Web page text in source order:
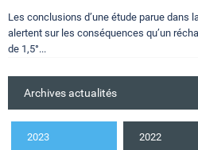
Les conclusions d’une étude parue dans
alertent sur les conséquences qu’un
de 1,5°...
Archives actualités
2023 2022